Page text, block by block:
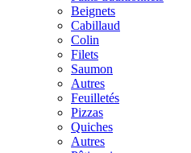
Beignets
Cabillaud
Colin
Filets
Saumon
Autres
Feuilletés
Pizzas
Quiches
Autres